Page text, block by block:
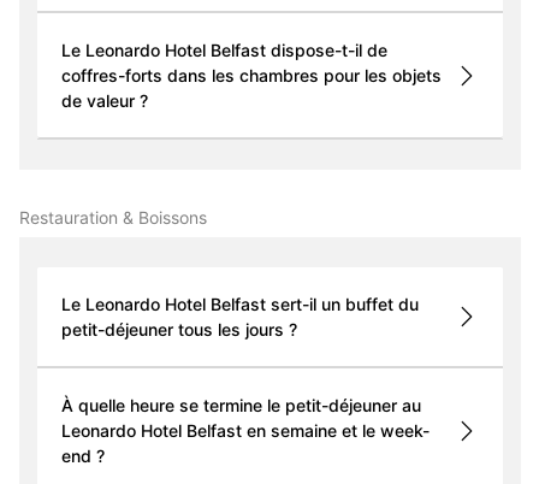
Le Leonardo Hotel Belfast dispose-t-il de
coffres-forts dans les chambres pour les objets
de valeur ?
Restauration & Boissons
Le Leonardo Hotel Belfast sert-il un buffet du
petit-déjeuner tous les jours ?
À quelle heure se termine le petit-déjeuner au
Leonardo Hotel Belfast en semaine et le week-
end ?